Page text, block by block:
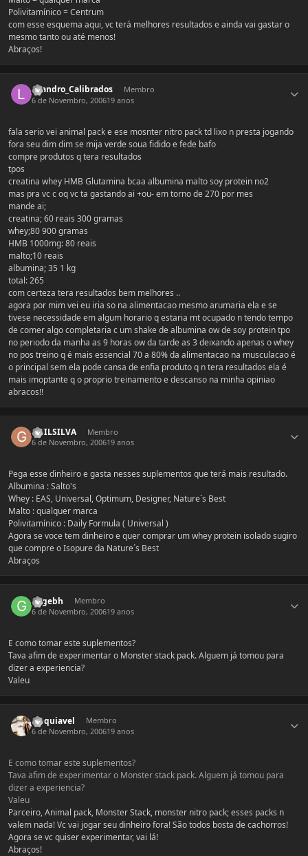
Polivitamínico = Centrum
com esse esquema aqui, vc terá melhores resultados e ainda vai gastar o
mesmo tanto ou até menos!
Abraços!
Leandro_Calibrados
Membro
6 de Novembro, 200619 anos
fala serio vei animal pack e ese mosnter nitro pack td lixo n presta jogando
fora seu dim dim se mija verde soua fidido e fede bafo
compre produtos q tera resultados
tpos
creatina whey HMB Glutamina bcaa albumina malto soy protein no2
mas pra vc c oq vc ta gastando ai +ou- em torno de 270 por mes
mande ai;
creatina; 60 reais 300 gramas
whey;80 900 gramas
HMB 1000mg: 80 reais
malto;10 reais
albumina; 35 1 kg
total: 265
com certeza tera resultados bem melhores ..
agora por mim vei eu iria so na alimentacao mesmo arumaria ela e se
tivese necessidade em algum horario q estaria mt ocupado n tendo tempo
de comer algo completaria c um shake de albumina ow de soy protein tpo
no periodo da manha as 9 horas ow da tarde as 3 deixando apenas o whey
no pos treino q é mais essencial 70 a 80% da alimentacao na musculacao é
o principal sem ela pode cansa de enfia produto q n tera resultados ela é
mais imoptante q o proprio treinamento e descanso na minha opiniao
abracos!!
GUILSILVA
Membro
6 de Novembro, 200619 anos
Pega esse dinheiro e gasta nesses suplementos que terá mais resultado.
Albumina : Salto's
Whey : EAS, Universal, Optimum, Designer, Nature´s Best
Malto : qualquer marca
Polivitamínico : Daily Formula ( Universal )
Agora se voce tem dinheiro e quer comprar um whey protein isolado sugiro
que compre o Isopure da Nature´s Best
Abraços
gegebh
Membro
6 de Novembro, 200619 anos
E como tomar este suplementos?
Tava afim de experimentar o Monster stack pack. Alguem já tomou para
dizer a experiencia?
Valeu
Maquiavel
Membro
6 de Novembro, 200619 anos
E como tomar este suplementos?
Tava afim de experimentar o Monster stack pack. Alguem já tomou para
dizer a experiencia?
Valeu
Parceiro, Animal pack, Monster Stack, monster nitro pack; esses packs n
valem nada! Vc vai jogar seu dinheiro fora! São todos bosta de cachorros!
Agora se vc quiser experimentar, vai lá!
Abraços!